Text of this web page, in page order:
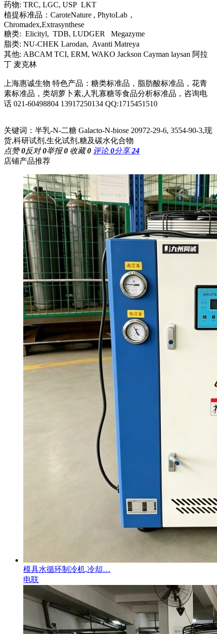
药物: TRC, LGC, USP LKT
植提标准品：CaroteNature , PhytoLab，
Chromadex,Extrasynthese
糖类: Elicityl, TDB, LUDGER Megazyme
脂类: NU-CHEK Larodan, Avanti Matreya
其他: ABCAM TCI, ERM, WAKO Jackson Cayman laysan 阿拉
丁 麦克林
上海惠诚生物 特色产品：糖类标准品，脂肪酸标准品，花青
素标准品，类胡萝卜素,人乳寡糖等食品分析标准品，咨询电
话 021-60498804 13917250134 QQ:1715451510
关键词：半乳-N-二糖 Galacto-N-biose 20972-29-6, 3554-90-3,现
货,科研试剂,生化试剂,糖及碳水化合物
点赞0反对0举报0 收藏0 评论0分享24
店铺产品推荐
模具水循环制冷机,冷却…
电联